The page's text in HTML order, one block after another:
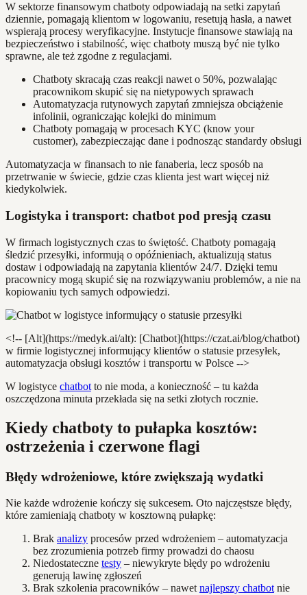
W sektorze finansowym chatboty odpowiadają na setki zapytań
dziennie, pomagają klientom w logowaniu, resetują hasła, a nawet
wspierają procesy weryfikacyjne. Instytucje finansowe stawiają na
bezpieczeństwo i stabilność, więc chatboty muszą być nie tylko
sprawne, ale też zgodne z regulacjami.
Chatboty skracają czas reakcji nawet o 50%, pozwalając
pracownikom skupić się na nietypowych sprawach
Automatyzacja rutynowych zapytań zmniejsza obciążenie
infolinii, ograniczając kolejki do minimum
Chatboty pomagają w procesach KYC (know your
customer), zabezpieczając dane i podnosząc standardy obsługi
Automatyzacja w finansach to nie fanaberia, lecz sposób na
przetrwanie w świecie, gdzie czas klienta jest wart więcej niż
kiedykolwiek.
Logistyka i transport: chatbot pod presją czasu
W firmach logistycznych czas to świętość. Chatboty pomagają
śledzić przesyłki, informują o opóźnieniach, aktualizują status
dostaw i odpowiadają na zapytania klientów 24/7. Dzięki temu
pracownicy mogą skupić się na rozwiązywaniu problemów, a nie na
kopiowaniu tych samych odpowiedzi.
<!-- [Alt](https://medyk.ai/alt): [Chatbot](https://czat.ai/blog/chatbot)
w firmie logistycznej informujący klientów o statusie przesyłek,
automatyzacja obsługi kosztów i transportu w Polsce -->
W logistyce chatbot to nie moda, a konieczność – tu każda
oszczędzona minuta przekłada się na setki złotych rocznie.
Kiedy chatboty to pułapka kosztów:
ostrzeżenia i czerwone flagi
Błędy wdrożeniowe, które zwiększają wydatki
Nie każde wdrożenie kończy się sukcesem. Oto najczęstsze błędy,
które zamieniają chatboty w kosztowną pułapkę:
Brak analizy procesów przed wdrożeniem – automatyzacja
bez zrozumienia potrzeb firmy prowadzi do chaosu
Niedostateczne testy – niewykryte błędy po wdrożeniu
generują lawinę zgłoszeń
Brak szkolenia pracowników – nawetnajlepszy chatbotnie